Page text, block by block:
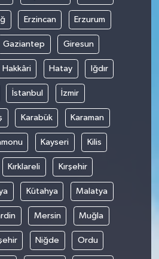
Erzincan Erzurum
Gaziantep Giresun
Hakkâri Hatay Iğdır
İstanbul İzmir
Karabük Karaman
Kayseri Kilis
Kırklareli Kırşehir
Kütahya Malatya
Mersin Muğla
Niğde Ordu